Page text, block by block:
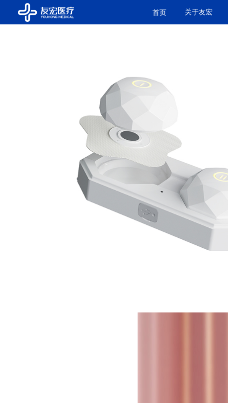
首页 关于友宏